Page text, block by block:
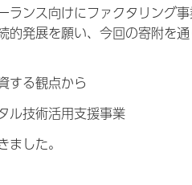
ランス向けにファクタリング
的発展を願い、今回の寄附を
する観点から
ル技術活用支援事業
した。